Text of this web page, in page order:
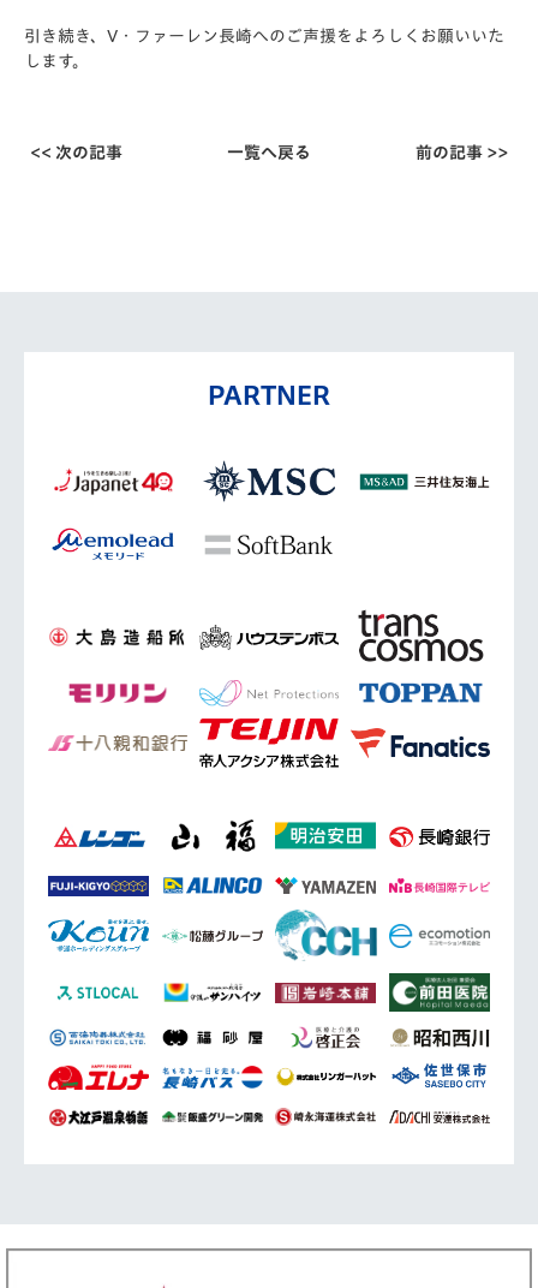
引き続き、V・ファーレン長崎へのご声援をよろしくお願いいた
します。
<< 次の記事 一覧へ戻る 前の記事 >>
PARTNER